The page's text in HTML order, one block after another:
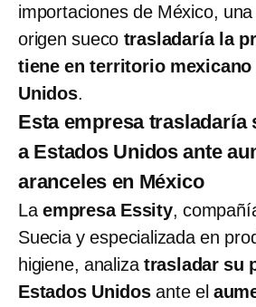
importaciones de México, una
origen sueco trasladaría la
tiene en territorio mexicano
Unidos.
Esta empresa trasladaría
a Estados Unidos ante
aranceles en México
Laempresa Essity,
Suecia y especializada en
higiene, analiza trasladar su
Estados Unidosante el